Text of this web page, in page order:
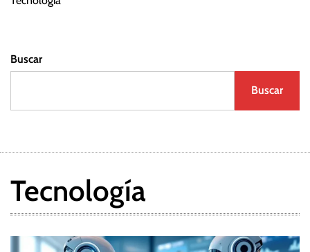
Buscar
Buscar
Tecnología